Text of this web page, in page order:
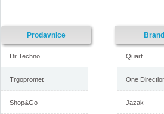
Prodavnice
Dr Techno
Trgopromet
Shop&Go
Quart
One
Jazak